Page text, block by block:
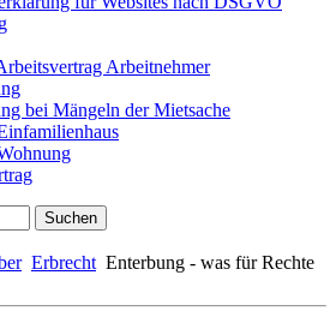
Arbeitnehmer
bei Mängeln der Mietsache
Erbrecht Enterbung - was für Rechte